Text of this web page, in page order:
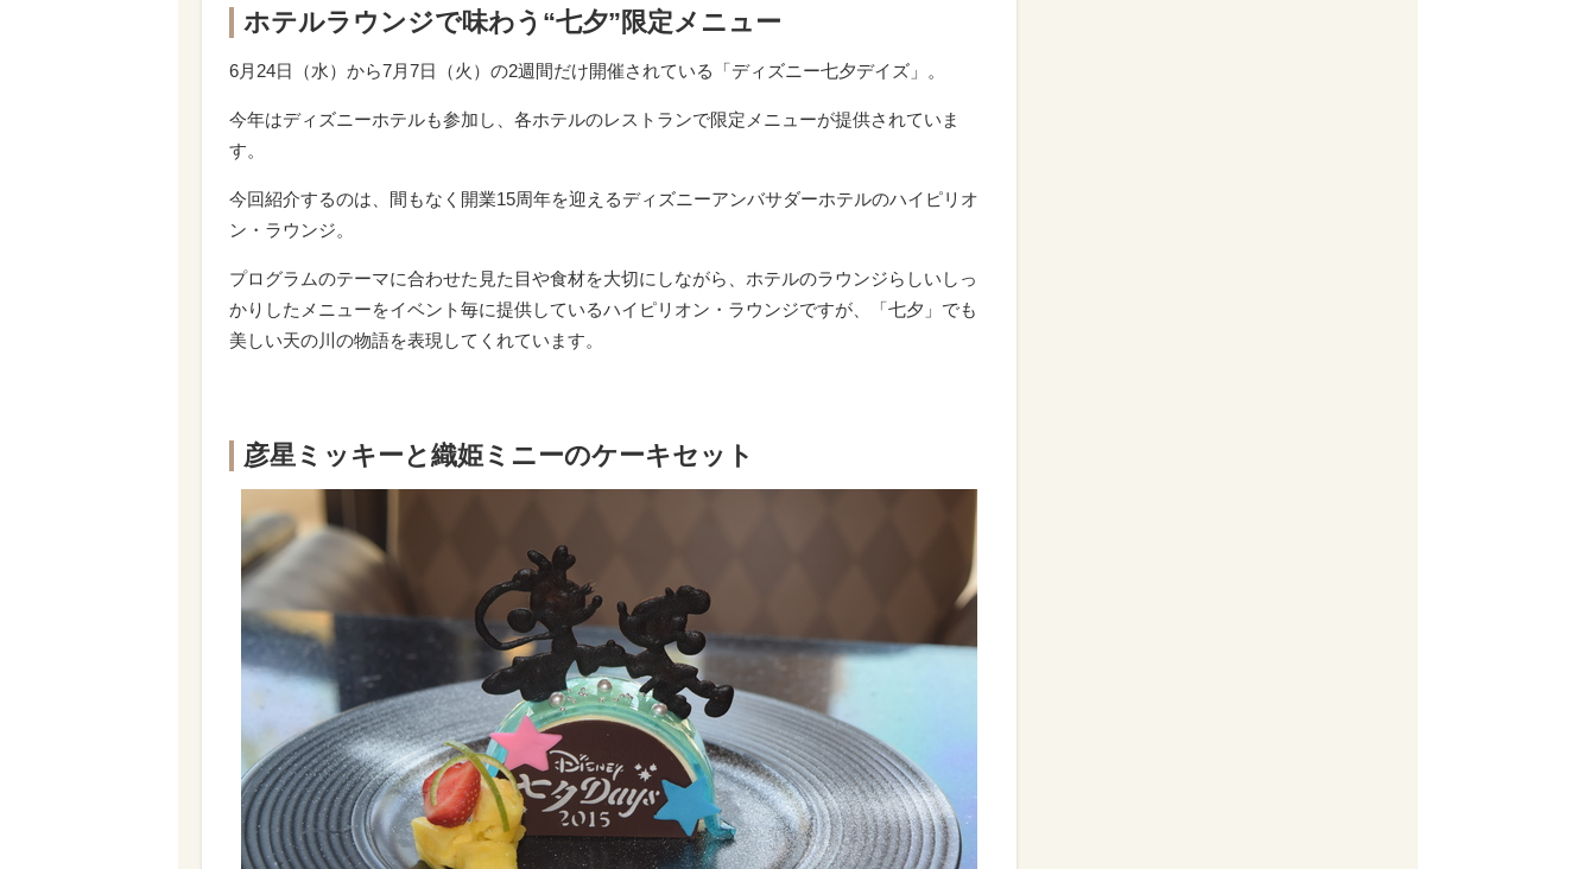
ホテルラウンジで味わう“七夕”限定メニュー
6月24日（水）から7月7日（火）の2週間だけ開催されている「ディズニー七夕デイズ」。
今年はディズニーホテルも参加し、各ホテルのレストランで限定メニューが提供されていま
す。
今回紹介するのは、間もなく開業15周年を迎えるディズニーアンバサダーホテルのハイピリオ
ン・ラウンジ。
プログラムのテーマに合わせた見た目や食材を大切にしながら、ホテルのラウンジらしいしっ
かりしたメニューをイベント毎に提供しているハイピリオン・ラウンジですが、「七夕」でも
美しい天の川の物語を表現してくれています。
彦星ミッキーと織姫ミニーのケーキセット